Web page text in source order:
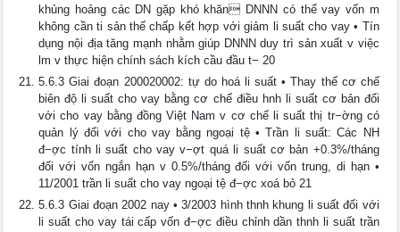
khủng hoảng các DN gặp khó khăn DNNN có thể vay vốn m
không cần ti sản thế chấp kết hợp với giảm li suất cho vay • Tín
dụng nội địa tăng mạnh nhằm giúp DNNN duy trì sản xuất v việc
lm v thực hiện chính sách kích cầu đầu t− 20
5.6.3 Giai đoạn 200020002: tự do hoá li suất • Thay thế cơ chế
biên độ li suất cho vay bằng cơ chế điều hnh li suất cơ bản đối
với cho vay bằng đồng Việt Nam v cơ chế li suất thị tr−ờng có
quản lý đối với cho vay bằng ngoại tệ • Trần li suất: Các NH
đ−ợc tính li suất cho vay v−ợt quá li suất cơ bản +0.3%/tháng
đối với vốn ngắn hạn v 0.5%/tháng đối với vốn trung, di hạn •
11/2001 trần li suất cho vay ngoại tệ đ−ợc xoá bỏ 21
5.6.3 Giai đoạn 2002 nay • 3/2003 hình thnh khung li suất đối với
li suất cho vay tái cấp vốn đ−ợc điều chỉnh dần thnh li suất trần